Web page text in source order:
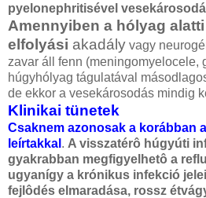
pyelonephritisével
Amennyiben a hólyag
elfolyási akadály vagy
zavar áll fenn (meningomyelocele,
húgyhólyag tágulatával
de ekkor a vesekárosodás mindig
Klinikai tünetek
Csaknem azonosak a korábban
leírtakkal . A visszatérô húgyúti
gyakrabban megfigyelhetô a
ugyanígy a krónikus infekció
fejlôdés elmaradása, rossz